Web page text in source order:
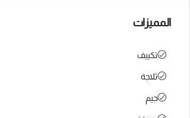
المميزات
تكييف
ثلاجة
جيم